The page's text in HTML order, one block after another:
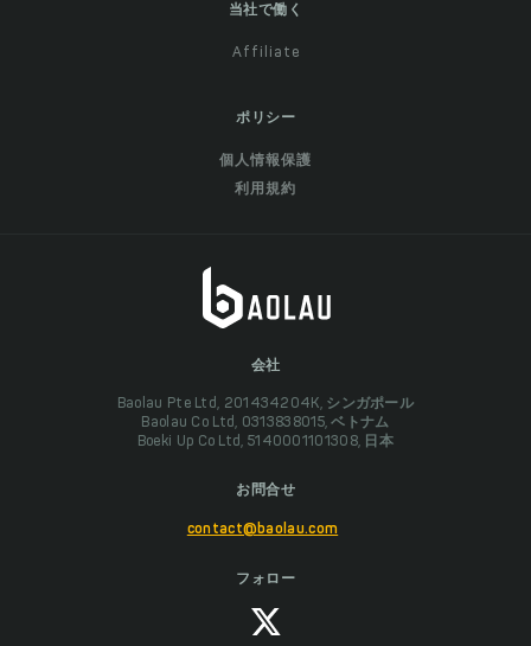
当社で働く
Affiliate
ポリシー
個人情報保護
利用規約
会社
Baolau Pte Ltd, 201434204K, シンガポール
Baolau Co Ltd, 0313838015, ベトナム
Boeki Up Co Ltd, 5140001101308, 日本
お問合せ
contact@baolau.com
フォロー